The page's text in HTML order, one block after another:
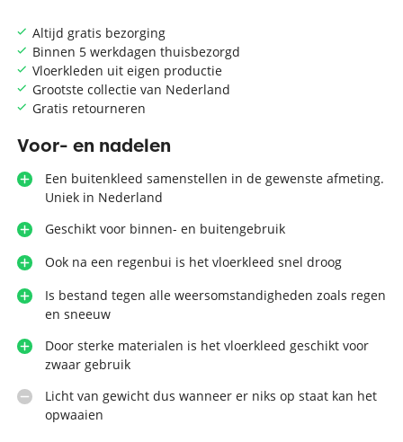
Altijd gratis bezorging
Binnen 5 werkdagen thuisbezorgd
Vloerkleden uit eigen productie
Grootste collectie van Nederland
Gratis retourneren
Voor- en nadelen
Een buitenkleed samenstellen in de gewenste afmeting.
Uniek in Nederland
Geschikt voor binnen- en buitengebruik
Ook na een regenbui is het vloerkleed snel droog
Is bestand tegen alle weersomstandigheden zoals regen
en sneeuw
Door sterke materialen is het vloerkleed geschikt voor
zwaar gebruik
Licht van gewicht dus wanneer er niks op staat kan het
opwaaien